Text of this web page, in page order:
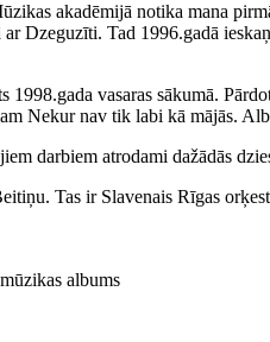
akadēmijā notika mana
Dzeguzīti. Tad 1996.gadā
vasaras sākumā.
Nekur nav tik labi kā mājās.
darbiem atrodami dažādās
Tas ir Slavenais Rīgas
albums